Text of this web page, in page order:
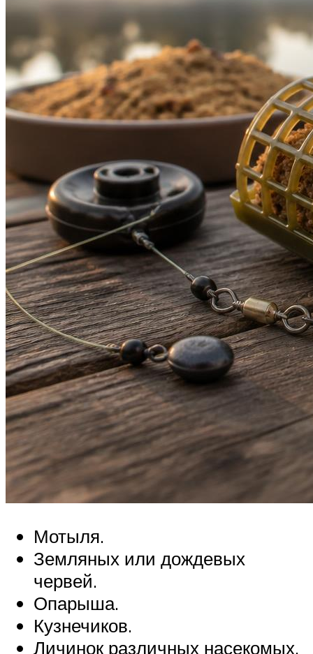
Мотыля.
Земляных или дождевых
червей.
Опарыша.
Кузнечиков.
Личинок различных насекомых.